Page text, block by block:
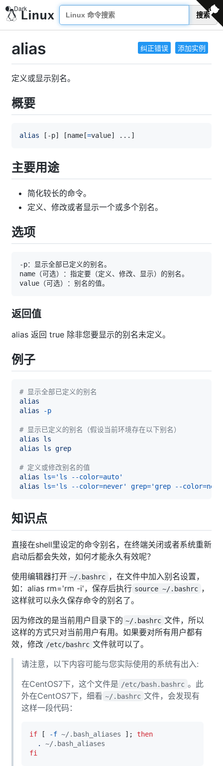
搜索
纠正错误 添加实例
alias
定义或显示别名。
概要
alias [ -p] [name [=value] .. . ]
主要用途
简化较长的命令。
定义、修改或者显示一个或多个别名。
选项
返回值
alias 返回 true 除非您要显示的别名未定义。
例子
# 显示全部已定义的别名
alias
alias
-p
# 显示已定义的别名（假设当前环境存在以下别名）
alias
ls
alias
ls grep
# 定义或修改别名的值
alias
ls='ls --color=auto'
alias
ls='ls --color=never' grep='grep --
知识点
直接在shell里设定的命令别名，在终端关闭或者系统重新
启动后都会失效，如何才能永久有效呢？
使用编辑器打开 ~/.bashrc ，在文件中加入别名设置，
如：alias rm='rm -i'，保存后执行 source ~/.bashrc ，
这样就可以永久保存命令的别名了。
因为修改的是当前用户目录下的 ~/.bashrc 文件，所以
这样的方式只对当前用户有用。如果要对所有用户都有
效，修改 /etc/bashrc 文件就可以了。
请注意，以下内容可能与您实际使用的系统有出入:
在CentOS7下，这个文件是 /etc/bash.bashrc 。此
外在CentOS7下，细看 ~/.bashrc 文件，会发现有
这样一段代码：
if [ -f ~/.bash_aliases ] ;
then
.
fi